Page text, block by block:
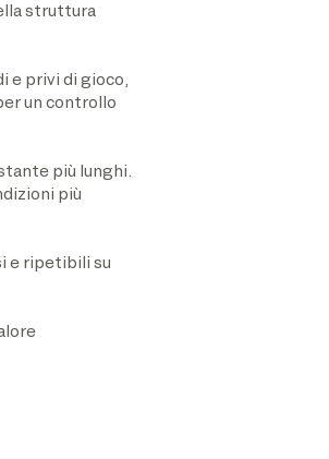
struttura
e privi di gioco,
un controllo
più lunghi.
più
e ripetibili su